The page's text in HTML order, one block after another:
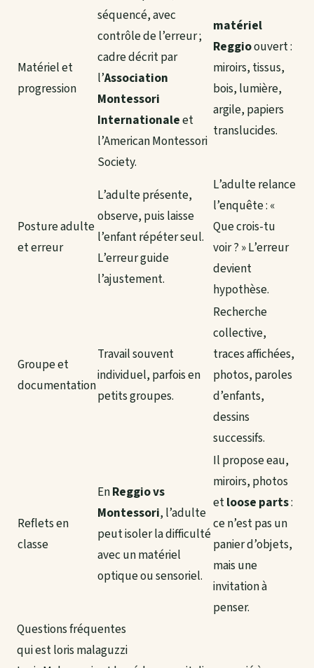
Matériel et
progression
séquencé, avec
contrôle de l’erreur ;
cadre décrit par
l’Association
Montessori
Internationaleet
l’American Montessori
Society.
matériel
Reggioouvert :
miroirs, tissus,
bois, lumière,
argile, papiers
translucides.
Posture adulte
et erreur
L’adulte présente,
observe, puis laisse
l’enfant répéter seul.
L’erreur guide
l’ajustement.
L’adulte relance
l’enquête : «
Que crois-tu
voir ? » L’erreur
devient
hypothèse.
Groupe et
documentation
Travail souvent
individuel, parfois en
petits groupes.
Recherche
collective,
traces affichées,
photos, paroles
d’enfants,
dessins
successifs.
Reflets en
classe
EnReggio vs
Montessori, l’adulte
peut isoler la difficulté
avec un matériel
optique ou sensoriel.
Il propose eau,
miroirs, photos
etloose parts:
ce n’est pas un
panier d’objets,
mais une
invitation à
penser.
Questions fréquentes
qui est loris malaguzzi